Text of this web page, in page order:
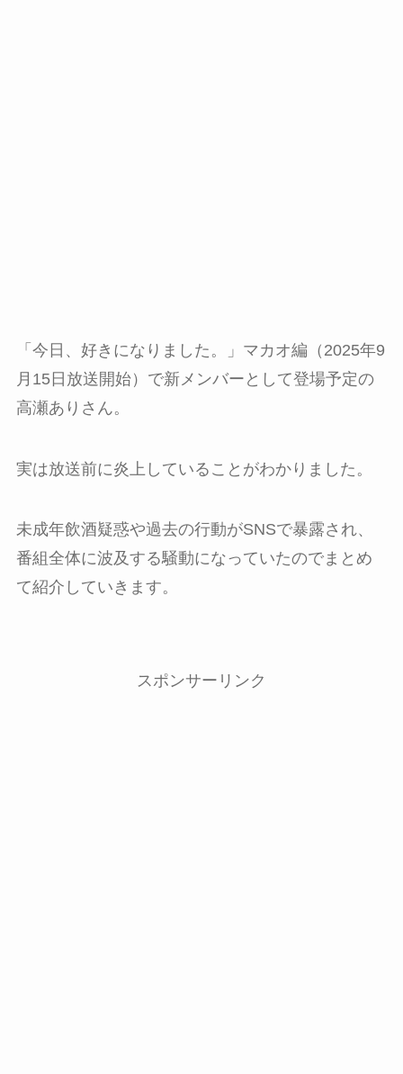
「今日、好きになりました。」マカオ編（2025年9
月15日放送開始）で新メンバーとして登場予定の
高瀬ありさん。
実は放送前に炎上していることがわかりました。
未成年飲酒疑惑や過去の行動がSNSで暴露され、
番組全体に波及する騒動になっていたのでまとめ
て紹介していきます。
スポンサーリンク